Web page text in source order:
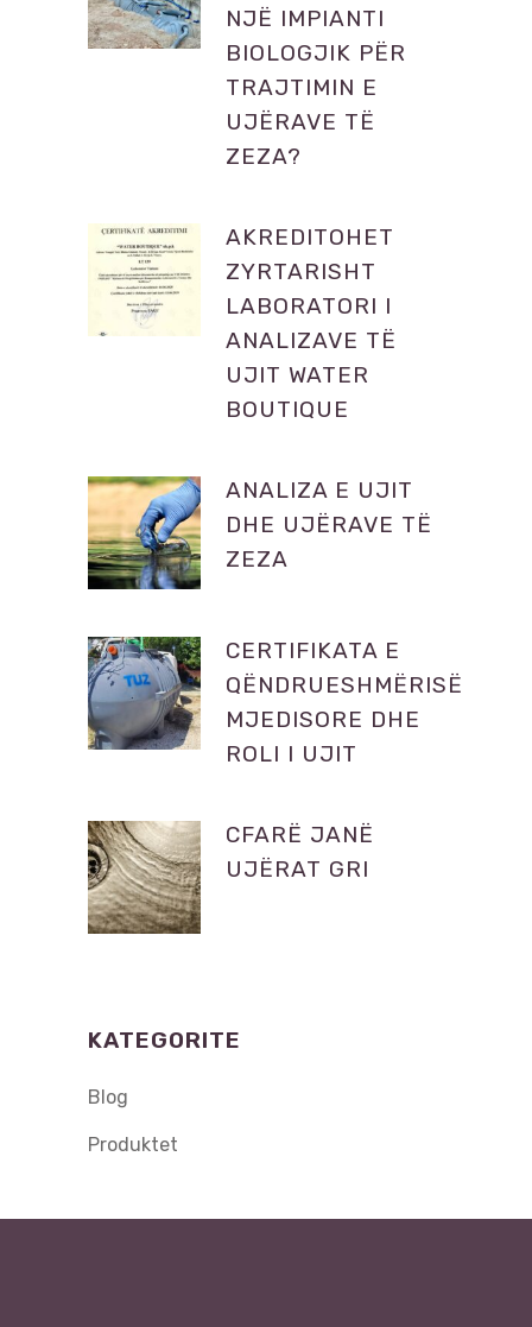
NJË IMPIANTI
BIOLOGJIK PËR
TRAJTIMIN E
UJËRAVE TË
ZEZA?
AKREDITOHET
ZYRTARISHT
LABORATORI I
ANALIZAVE TË
UJIT WATER
BOUTIQUE
ANALIZA E UJIT
DHE UJËRAVE TË
ZEZA
CERTIFIKATA E
QËNDRUESHMËRISË
MJEDISORE DHE
ROLI I UJIT
CFARË JANË
UJËRAT GRI
KATEGORITE
Blog
Produktet